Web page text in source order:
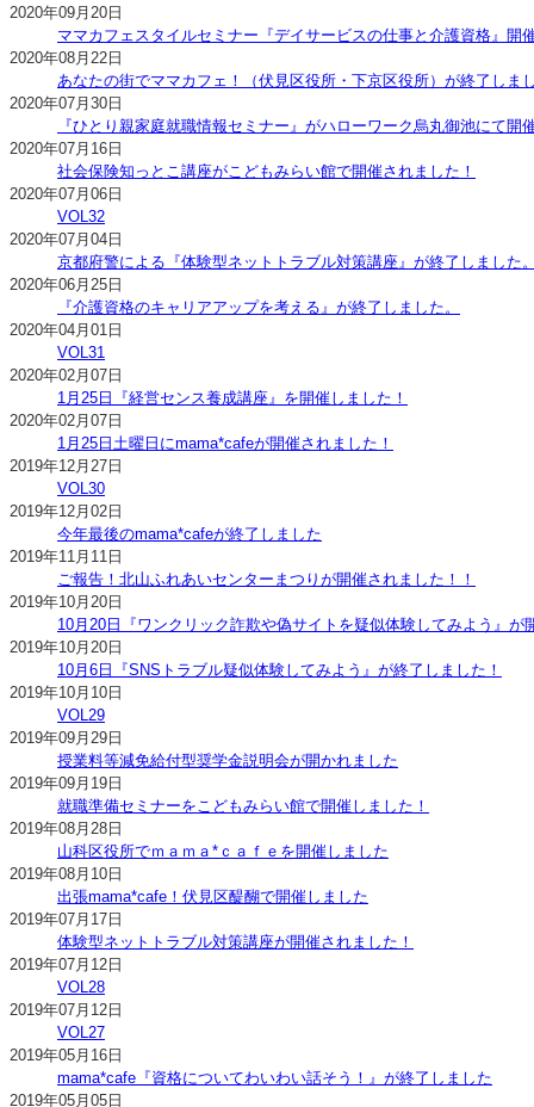
2020年09月20日
ママカフェスタイルセミナー『デイサービスの仕事と介護資格』開
2020年08月22日
あなたの街でママカフェ！（伏見区役所・下京区役所）が終了しま
2020年07月30日
『ひとり親家庭就職情報セミナー』がハローワーク烏丸御池にて開
2020年07月16日
社会保険知っとこ講座がこどもみらい館で開催されました！
2020年07月06日
VOL32
2020年07月04日
京都府警による『体験型ネットトラブル対策講座』が終了しました
2020年06月25日
『介護資格のキャリアアップを考える』が終了しました。
2020年04月01日
VOL31
2020年02月07日
1月25日『経営センス養成講座』を開催しました！
2020年02月07日
1月25日土曜日にmama*cafeが開催されました！
2019年12月27日
VOL30
2019年12月02日
今年最後のmama*cafeが終了しました
2019年11月11日
ご報告！北山ふれあいセンターまつりが開催されました！！
2019年10月20日
10月20日『ワンクリック詐欺や偽サイトを疑似体験してみよう』が
2019年10月20日
10月6日『SNSトラブル疑似体験してみよう』が終了しました！
2019年10月10日
VOL29
2019年09月29日
授業料等減免給付型奨学金説明会が開かれました
2019年09月19日
就職準備セミナーをこどもみらい館で開催しました！
2019年08月28日
山科区役所でｍａｍａ*ｃａｆｅを開催しました
2019年08月10日
出張mama*cafe！伏見区醍醐で開催しました
2019年07月17日
体験型ネットトラブル対策講座が開催されました！
2019年07月12日
VOL28
2019年07月12日
VOL27
2019年05月16日
mama*cafe『資格についてわいわい話そう！』が終了しました
2019年05月05日